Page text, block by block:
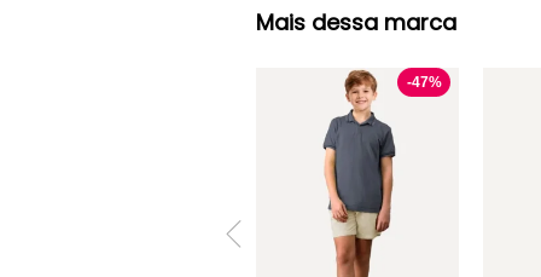
Mais dessa marca
-47%